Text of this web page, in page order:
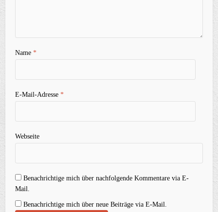
Name*
E-Mail-Adresse*
Webseite
Benachrichtige mich über nachfolgende Kommentare via E-
Mail.
Benachrichtige mich über neue Beiträge via E-Mail.